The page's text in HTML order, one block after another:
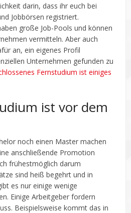
darin, dass ihr euch bei
Jobbörsen registriert.
große Job-Pools und können
vermitteln. Aber auch
an, ein eigenes Profil
Unternehmen gefunden zu
Fernstudium ist einiges
ist vor dem
noch einen Master machen
anschließende Promotion
frühestmöglich darum
sind heiß begehrt und in
es nur einige wenige
Einige Arbeitgeber fordern
Beispielsweise kommt das in